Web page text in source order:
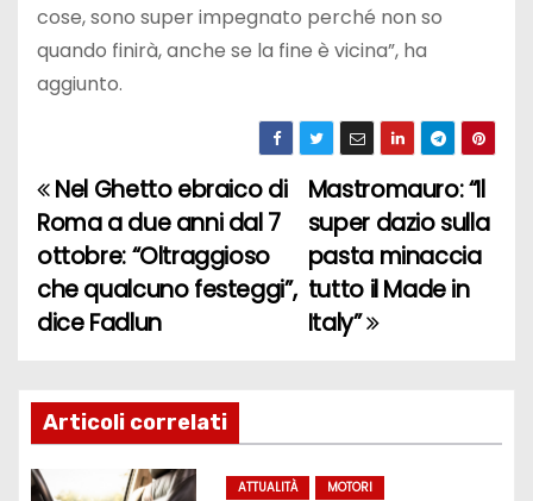
cose, sono super impegnato perché non so
quando finirà, anche se la fine è vicina”, ha
aggiunto.
N
a
v
g
a
Mastromauro: “Il
super dazio sulla
pasta minaccia
tutto il Made in
Italy”
Nel Ghetto ebraico di
Roma a due anni dal 7
ottobre: “Oltraggioso
che qualcuno festeggi”,
dice Fadlun
Articoli correlati
ATTUALITÀ MOTORI